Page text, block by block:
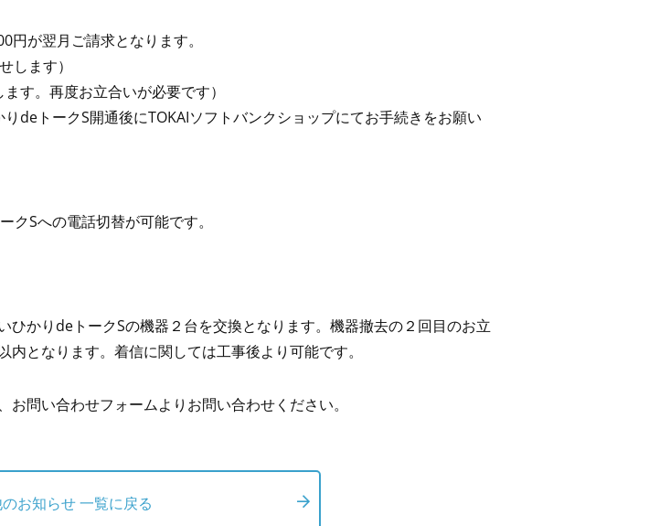
が翌月ご請求となります。
します）
ます。再度お立合いが必要です）
deトークS開通後にTOKAIソフトバンクショップにてお手続きをお願い
Sへの電話切替が可能です。
かりdeトークSの機器２台を交換となります。機器撤去の２回目のお立
となります。着信に関しては工事後より可能です。
問い合わせフォームよりお問い合わせください。
お知らせ 一覧に戻る